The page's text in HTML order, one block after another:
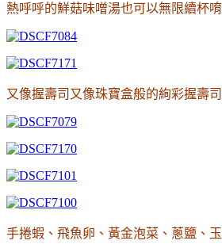
熱呼呼的鮮菇味噌湯也可以無限續杯唷
又像握壽司又像珠寶盒般的絢彩握壽
手捲蝦、飛魚卵、黃金泡菜、蔥鹽、